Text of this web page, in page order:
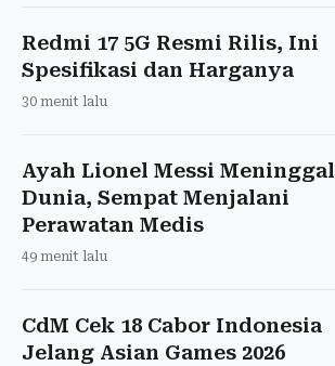
Redmi 17 5G Resmi Rilis, Ini
Spesifikasi dan Harganya
30 menit lalu
Ayah Lionel Messi Meninggal
Dunia, Sempat Menjalani
Perawatan Medis
49 menit lalu
CdM Cek 18 Cabor Indonesia
Jelang Asian Games 2026